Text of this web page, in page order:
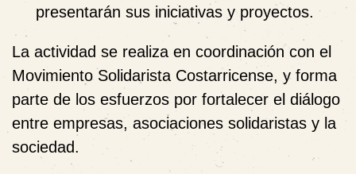
presentarán sus iniciativas y proyectos.
La actividad se realiza en coordinación con el
Movimiento Solidarista Costarricense, y forma
parte de los esfuerzos por fortalecer el diálogo
entre empresas, asociaciones solidaristas y la
sociedad.